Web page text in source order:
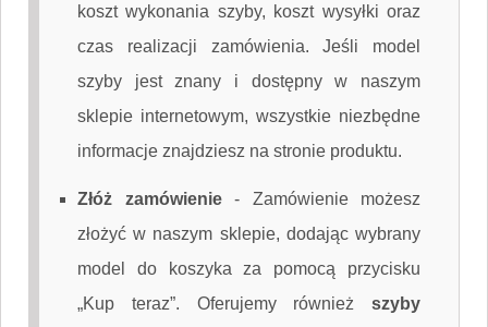
koszt wykonania szyby, koszt wysyłki oraz
czas realizacji zamówienia. Jeśli model
szyby jest znany i dostępny w naszym
sklepie internetowym, wszystkie niezbędne
informacje znajdziesz na stronie produktu.
Złóż zamówienie- Zamówienie możesz
złożyć w naszym sklepie, dodając wybrany
model do koszyka za pomocą przycisku
„Kup teraz”. Oferujemy również szyby